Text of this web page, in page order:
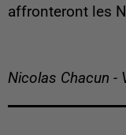
affronteront les
Nicolas Chacun -